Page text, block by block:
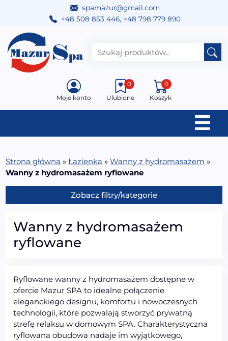
spamazur@gmail.com
+48 508 853 446, +48 798 779 890
Przejdź do treści
Main Navigation
Moje konto Ulubione
0
Koszyk
0
☰
Strona główna »Łazienka »Wanny z hydromasażem »
Wanny z hydromasażem ryflowane
Zobacz filtry/kategorie
Wanny z hydromasażem
ryflowane
Ryflowane wanny z hydromasażem dostępne w
ofercie Mazur SPA to idealne połączenie
eleganckiego designu, komfortu i nowoczesnych
technologii, które pozwalają stworzyć prywatną
strefę relaksu w domowym SPA. Charakterystyczna
ryflowana obudowa nadaje im wyjątkowego,